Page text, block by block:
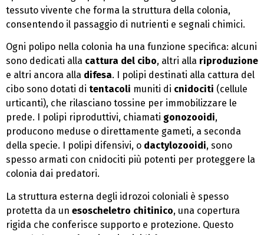
tessuto vivente che forma la struttura della colonia,
consentendo il passaggio di nutrienti e segnali chimici.
Ogni polipo nella colonia ha una funzione specifica: alcuni
sono dedicati alla cattura del cibo, altri alla riproduzione
e altri ancora alla difesa. I polipi destinati alla cattura del
cibo sono dotati di tentacoli muniti di cnidociti (cellule
urticanti), che rilasciano tossine per immobilizzare le
prede. I polipi riproduttivi, chiamati gonozooidi,
producono meduse o direttamente gameti, a seconda
della specie. I polipi difensivi, o dactylozooidi, sono
spesso armati con cnidociti più potenti per proteggere la
colonia dai predatori.
La struttura esterna degli idrozoi coloniali è spesso
protetta da un esoscheletro chitinico, una copertura
rigida che conferisce supporto e protezione. Questo